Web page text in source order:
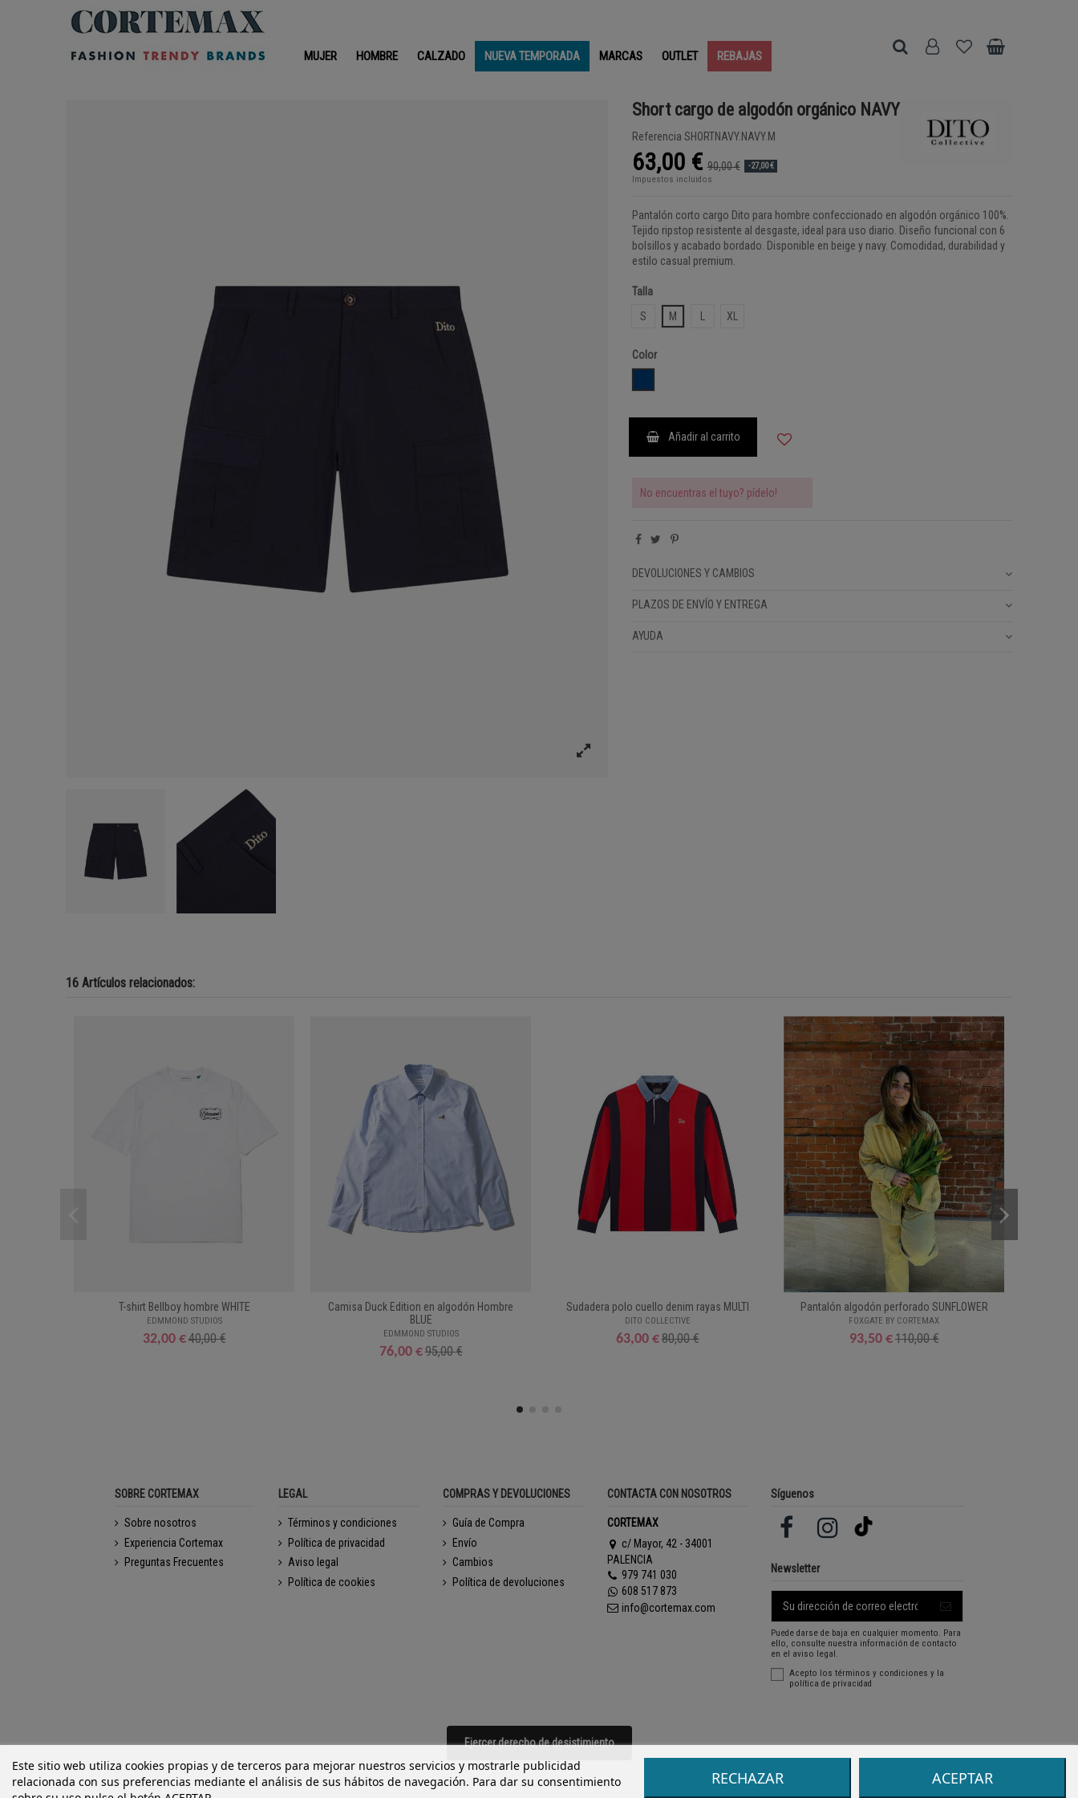
MUJER HOMBRE CALZADO NUEVA TEMPORADA MARCAS OUTLET REBAJAS
Short cargo de algodón orgánico NAVY
Referencia SHORTNAVY.NAVY.M
63,00 € 90,00 €
-27,00 €
Impuestos incluidos
Pantalón corto cargo Dito para hombre confeccionado en algodón orgánico 100%.
Tejido ripstop resistente al desgaste, ideal para uso diario. Diseño funcional con 6
bolsillos y acabado bordado. Disponible en beige y navy. Comodidad, durabilidad y
estilo casual premium.
Talla
S
M L XL
Color
Añadir al carrito
No encuentras el tuyo? pídelo!
DEVOLUCIONES Y CAMBIOS
PLAZOS DE ENVÍO Y ENTREGA
AYUDA
16 Artículos relacionados:
T-shirt Bellboy hombre WHITE
EDMMOND STUDIOS
32,00 €40,00 €
Camisa Duck Edition en algodón Hombre
BLUE
EDMMOND STUDIOS
76,00 €95,00 €
Sudadera polo cuello denim rayas MULTI
DITO COLLECTIVE
63,00 €80,00 €
Pantalón algodón perforado SUNFLOWER
FOXGATE BY CORTEMAX
93,50 €110,00 €
SOBRE CORTEMAX
Sobre nosotros
Experiencia Cortemax
Preguntas Frecuentes
LEGAL
Términos y condiciones
Política de privacidad
Aviso legal
Política de cookies
COMPRAS Y DEVOLUCIONES
Guía de Compra
Envío
Cambios
Política de devoluciones
CONTACTA CON NOSOTROS
CORTEMAX
c/ Mayor, 42 - 34001
PALENCIA
979 741 030
608 517 873
info@cortemax.com
Este sitio web utiliza cookies propias y de terceros para mejorar nuestros servicios y mostrarle publicidad
relacionada con sus preferencias mediante el análisis de sus hábitos de navegación. Para dar su consentimiento
RECHAZAR ACEPTAR
Síguenos
Newsletter
Puede darse de baja en cualquier momento. Para
ello, consulte nuestra información de contacto
en el aviso legal.
Acepto lostérminos y condiciones y la
política de privacidad
Ejercer derecho de desistimiento